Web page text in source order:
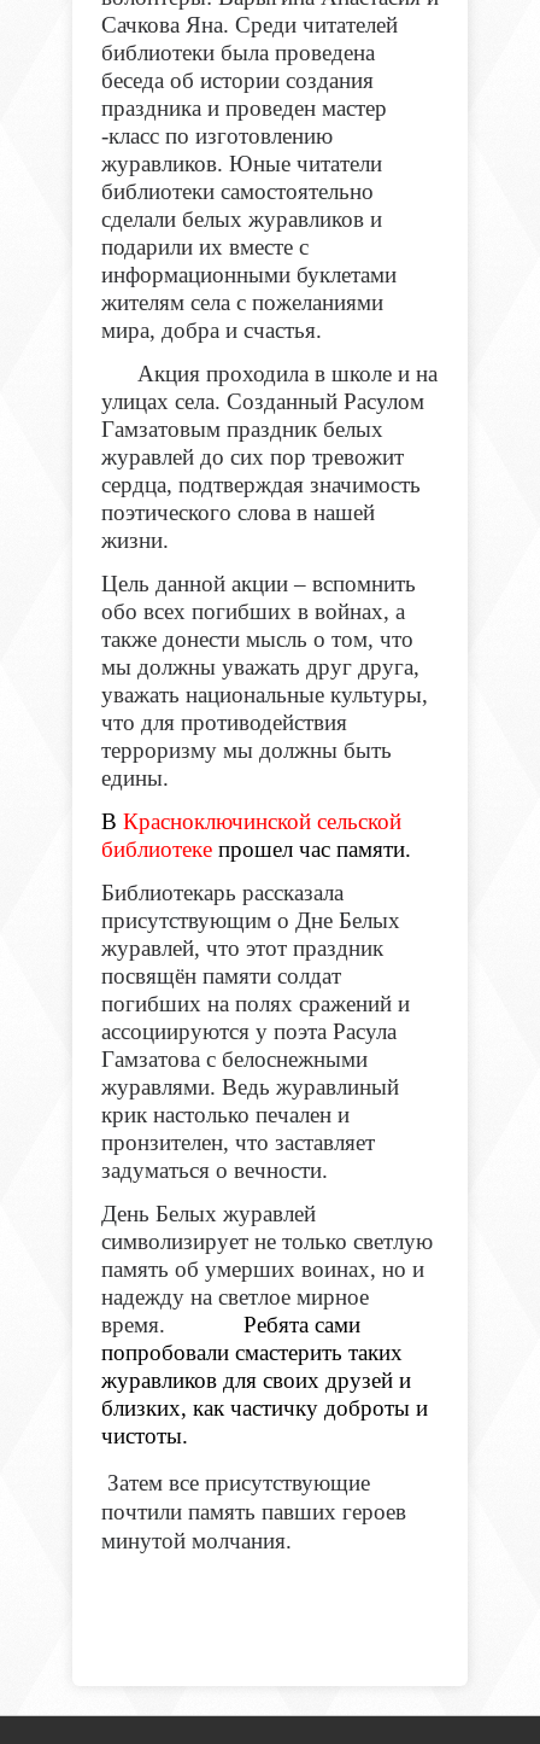
Сачкова Яна. Среди читателей
библиотеки была проведена
беседа об истории создания
праздника и проведен мастер
-класс по изготовлению
журавликов. Юные читатели
библиотеки самостоятельно
сделали белых журавликов и
подарили их вместе с
информационными буклетами
жителям села с пожеланиями
мира, добра и счастья.
Акция проходила в школе и на
улицах села. Созданный Расулом
Гамзатовым праздник белых
журавлей до сих пор тревожит
сердца, подтверждая значимость
поэтического слова в нашей
жизни.
Цель данной акции – вспомнить
обо всех погибших в войнах, а
также донести мысль о том, что
мы должны уважать друг друга,
уважать национальные культуры,
что для противодействия
терроризму мы должны быть
едины.
В Красноключинской сельской
библиотекепрошел час памяти.
Библиотекарь рассказала
присутствующим о Дне Белых
журавлей, что этот праздник
посвящён памяти солдат
погибших на полях сражений и
ассоциируются у поэта Расула
Гамзатова с белоснежными
журавлями. Ведь журавлиный
крик настолько печален и
пронзителен, что заставляет
задуматься о вечности.
День Белых журавлей
символизирует не только светлую
память об умерших воинах, но и
надежду на светлое мирное
время. Ребята сами
попробовали смастерить таких
журавликов для своих друзей и
близких, как частичку доброты и
чистоты.
Затем все присутствующие
почтили память павших героев
минутой молчания.